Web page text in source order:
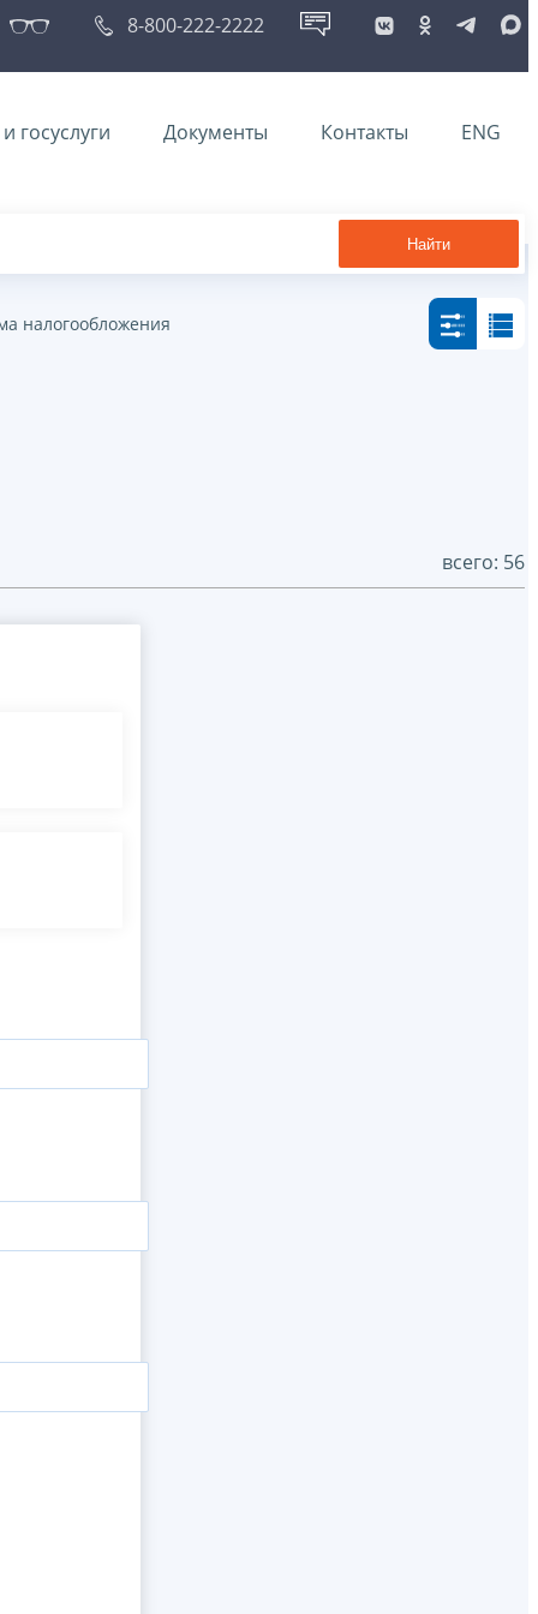
8-800-222-2222
госуслуги Документы Контакты ENG
Найти
налогообложения
всего: 56